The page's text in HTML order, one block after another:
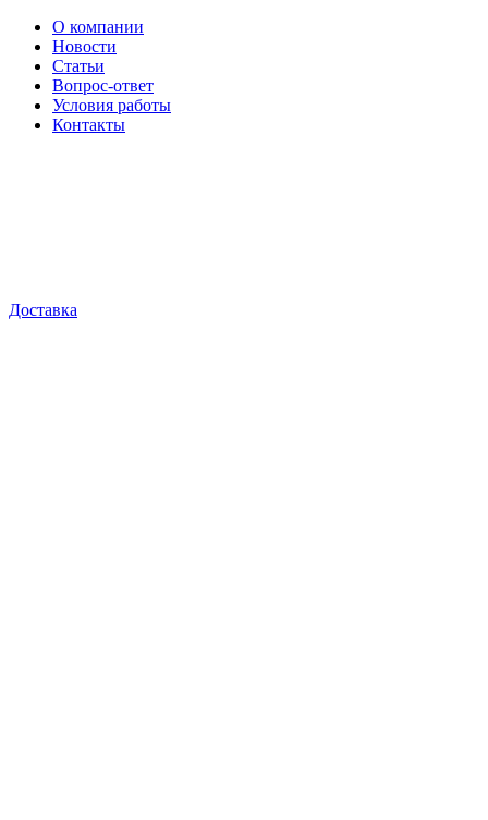
О компании
Новости
Статьи
Вопрос-ответ
Условия работы
Контакты
Доставка